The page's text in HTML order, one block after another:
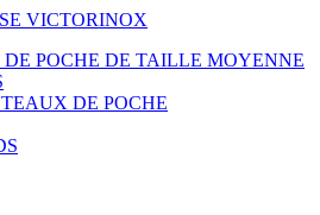
VICTORINOX
POCHE DE TAILLE MOYENNE
DE POCHE